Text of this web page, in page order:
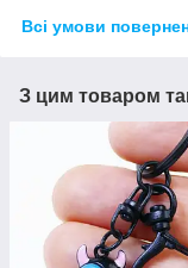
Всі умови
З цим товаром